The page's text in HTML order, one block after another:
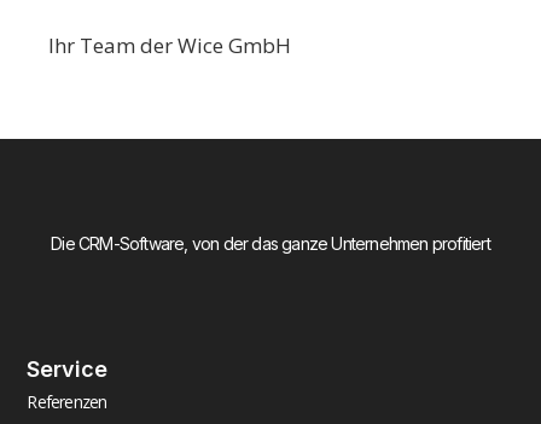
Ihr Team der Wice GmbH
Die CRM-Software, von der das ganze Unternehmen profitiert
Service
Referenzen